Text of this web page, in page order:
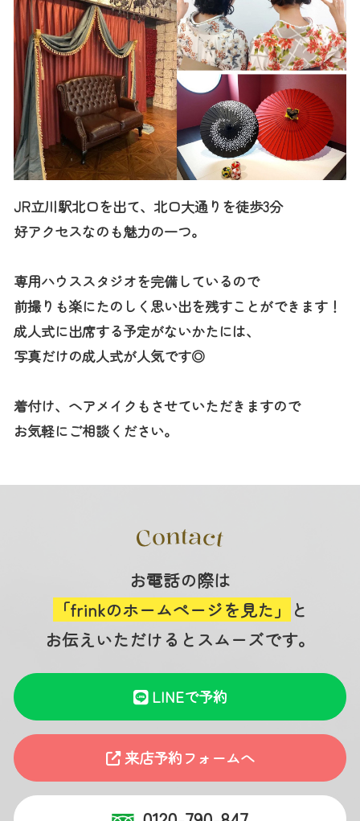
JR立川駅北口を出て、北口大通りを徒歩3分
好アクセスなのも魅力の一つ。
専用ハウススタジオを完備しているので
前撮りも楽にたのしく思い出を残すことができます！
成人式に出席する予定がないかたには、
写真だけの成人式が人気です◎
着付け、ヘアメイクもさせていただきますので
お気軽にご相談ください。
お電話の際は
「frinkのホームページを見た」 と
お伝えいただけるとスムーズです。
LINEで予約
来店予約フォームへ